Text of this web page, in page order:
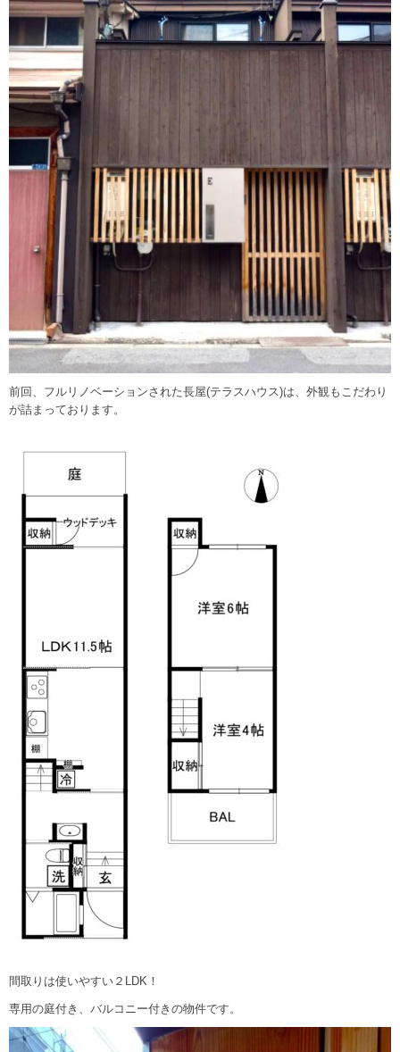
前回、フルリノベーションされた長屋(テラスハウス)は、外観もこだわり
が詰まっております。
間取りは使いやすい２LDK！
専用の庭付き、バルコニー付きの物件です。